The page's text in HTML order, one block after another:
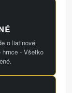
o liatinové
- Všetko